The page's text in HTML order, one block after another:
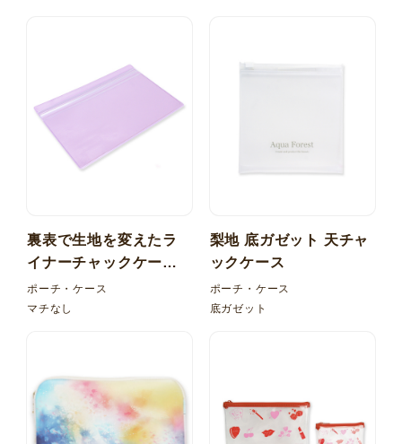
裏表で生地を変えたラ
イナーチャックケー
ス！塩ビ（PVC）マチ
なし
ポーチ・ケース
マチなし
梨地 底ガゼット 天チャ
ックケース
ポーチ・ケース
底ガゼット